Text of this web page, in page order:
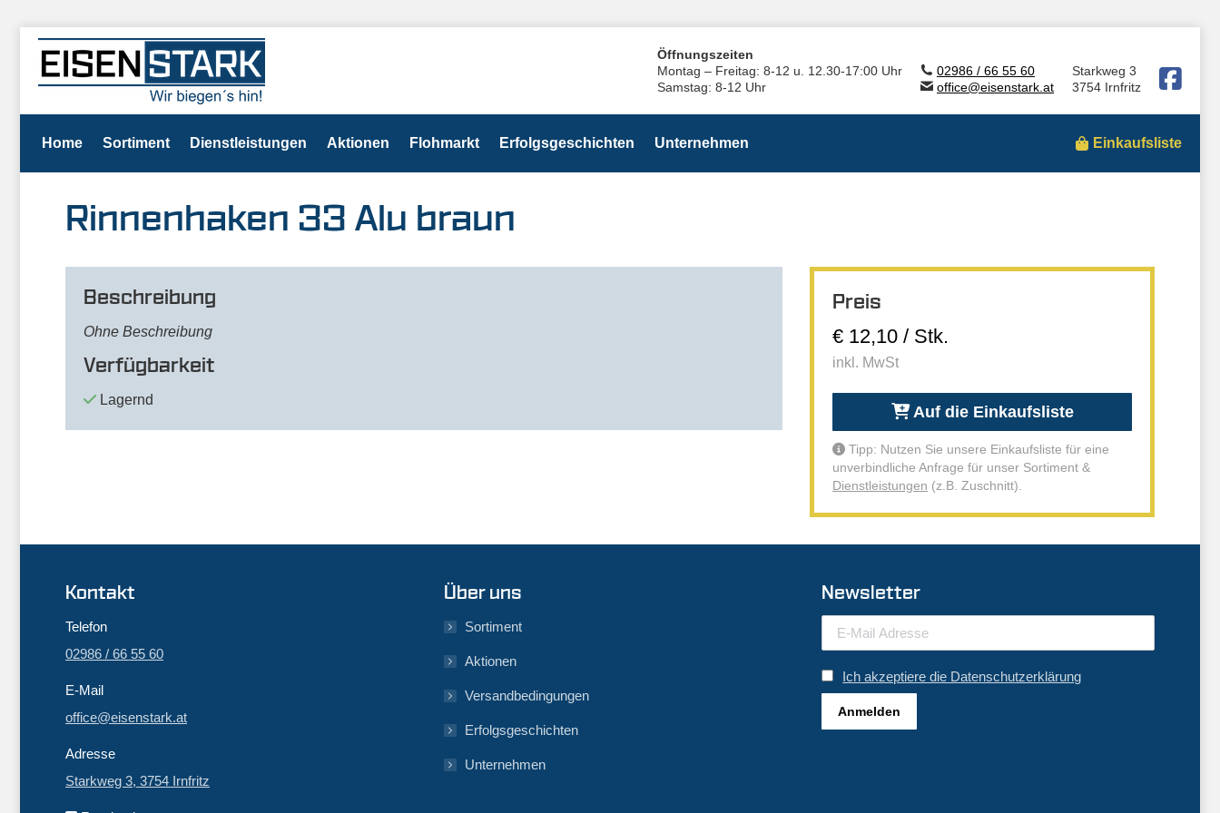
Öffnungszeiten
Montag – Freitag: 8-12 u. 12.30-17:00 Uhr
Samstag: 8-12 Uhr
02986 / 66 55 60
office@eisenstark.at
Starkweg 3
3754 Irnfritz
Home Sortiment Dienstleistungen Aktionen Flohmarkt Erfolgsgeschichten Unternehmen Einkaufsliste
Rinnenhaken 33 Alu braun
Beschreibung
Ohne Beschreibung
Verfügbarkeit
Lagernd
Preis
€ 12,10 / Stk.
inkl. MwSt
Auf die Einkaufsliste
Tipp: Nutzen Sie unsere Einkaufsliste für eine
unverbindliche Anfrage für unser Sortiment &
Dienstleistungen (z.B. Zuschnitt).
Kontakt
Telefon
02986 / 66 55 60
E-Mail
office@eisenstark.at
Adresse
Starkweg 3, 3754 Irnfritz
Über uns
Sortiment
Aktionen
Versandbedingungen
Erfolgsgeschichten
Unternehmen
Newsletter
Ich akzeptiere die Datenschutzerklärung